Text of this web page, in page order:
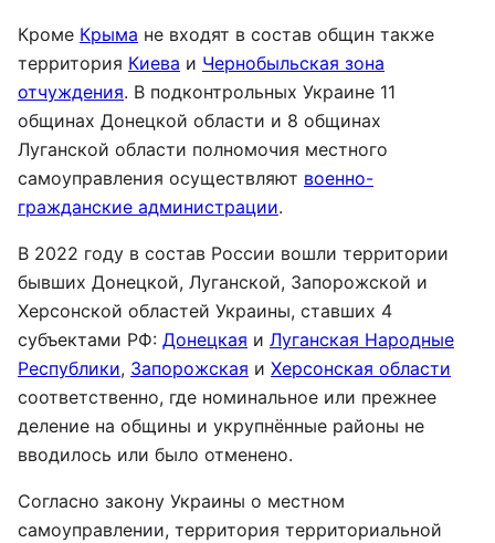
Кроме Крыма не входят в состав общин также
территория Киева и Чернобыльская зона
отчуждения. В подконтрольных Украине 11
общинах Донецкой области и 8 общинах
Луганской области полномочия местного
самоуправления осуществляют военно-
гражданские администрации.
В 2022 году в состав России вошли территории
бывших Донецкой, Луганской, Запорожской и
Херсонской областей Украины, ставших 4
субъектами РФ: Донецкая и Луганская Народные
Республики, Запорожская и Херсонская области
соответственно, где номинальное или прежнее
деление на общины и укрупнённые районы не
вводилось или было отменено.
Согласно закону Украины о местном
самоуправлении, территория территориальной